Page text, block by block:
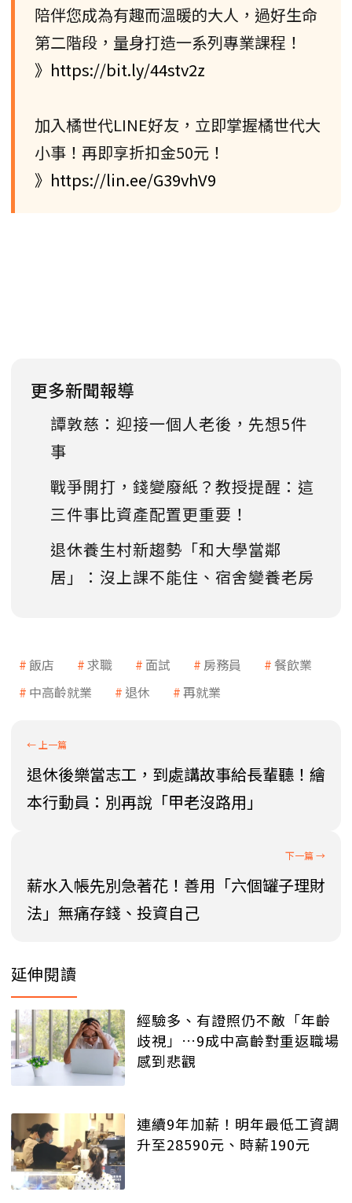
陪伴您成為有趣而溫暖的大人，過好生命
第二階段，量身打造一系列專業課程！
》https://bit.ly/44stv2z
加入橘世代LINE好友，立即掌握橘世代大
小事！再即享折扣金50元！
》https://lin.ee/G39vhV9
更多新聞報導
譚敦慈：迎接一個人老後，先想5件
事
戰爭開打，錢變廢紙？教授提醒：這
三件事比資產配置更重要！
退休養生村新趨勢「和大學當鄰
居」：沒上課不能住、宿舍變養老房
飯店 求職 面試 房務員
餐飲業
中高齡就業
退休 再就業
退休後樂當志工，到處講故事給長輩聽！繪
本行動員：別再說「甲老沒路用」
薪水入帳先別急著花！善用「六個罐子理財
法」無痛存錢、投資自己
延伸閱讀
經驗多、有證照仍不敵「年齡
歧視」…9成中高齡對重返職場
感到悲觀
連續9年加薪！明年最低工資調
升至28590元、時薪190元